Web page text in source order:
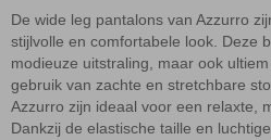
De wide leg pantalons van Azzurro
stijlvolle en comfortabele look. Deze
modieuze uitstraling, maar ook
gebruik van zachte en stretchbare
Azzurro zijn ideaal voor een relaxte,
Dankzij de elastische taille en